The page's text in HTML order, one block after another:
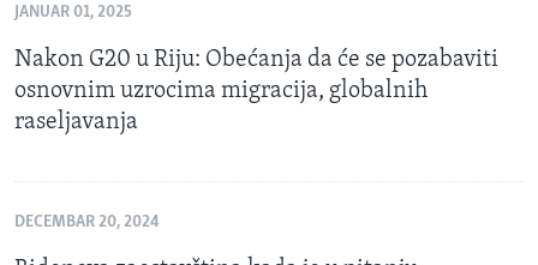
JANUAR 01, 2025
Nakon G20 u Riju: Obećanja da će se pozabaviti
osnovnim uzrocima migracija, globalnih
raseljavanja
DECEMBAR 20, 2024